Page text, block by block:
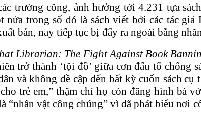
trường công, ảnh hưởng tới 4.231 tựa
trong số đó là sách viết bởi các tác giả
bản, nay tiếp tục bị đẩy ra ngoài bằng
Librarian: The Fight Against Book
trở thành ‘tội đồ’ giữa cơn đấu tố chống
và không đề cập đến bất kỳ cuốn sách cụ
trẻ em,” thậm chí họ còn đăng hình bà
vật công chúng” vì đã phát biểu nơi